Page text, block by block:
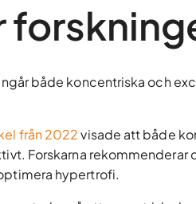
både koncentriska och
från 2022visade att både
Forskarna rekommenderar
hypertrofi.